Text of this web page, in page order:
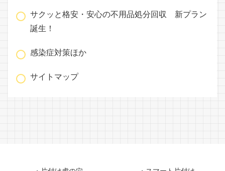
サクッと格安・安心の不用品処分回収 新プラン
誕生！
感染症対策ほか
サイトマップ